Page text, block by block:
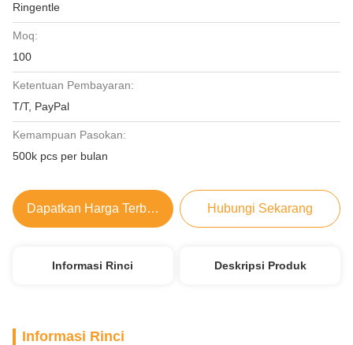
Ringentle
Moq:
100
Ketentuan Pembayaran:
T/T, PayPal
Kemampuan Pasokan:
500k pcs per bulan
Dapatkan Harga Terbaik Hubungi Sekarang
Informasi Rinci Deskripsi Produk
Informasi Rinci